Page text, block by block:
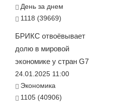
День за днем
1118 (39669)
БРИКС отвоёвывает
долю в мировой
экономике у стран G7
24.01.2025 11:00
Экономика
1105 (40906)